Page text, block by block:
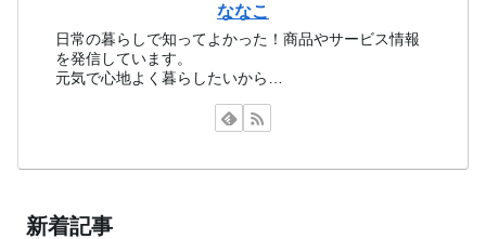
ななこ
日常の暮らしで知ってよかった！商品やサービス情報
を発信しています。
元気で心地よく暮らしたいから…
新着記事